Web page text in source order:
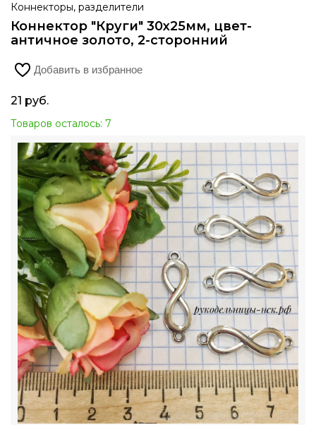
Коннекторы, разделители
Коннектор "Круги" 30х25мм, цвет-
античное золото, 2-сторонний
Добавить в избранное
21 руб.
Товаров осталось: 7